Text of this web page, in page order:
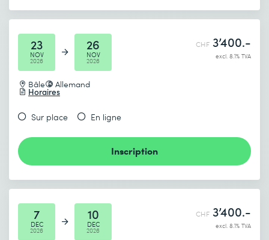
23
NOV
2026
26
NOV
2026
Bâle Allemand
Horaires
CHF 3’400.-
excl. 8.1% TVA
Sur place En ligne
Inscription
7
DEC
2026
10
DEC
2026
CHF 3’400.-
excl. 8.1% TVA